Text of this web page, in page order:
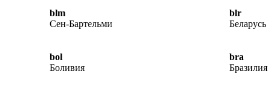
blm
Сен-Бартельми
blr
Беларусь
bol
Боливия
bra
Бразилия